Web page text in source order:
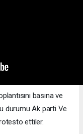
basına ve
durumu Ak parti Ve
ettiler.